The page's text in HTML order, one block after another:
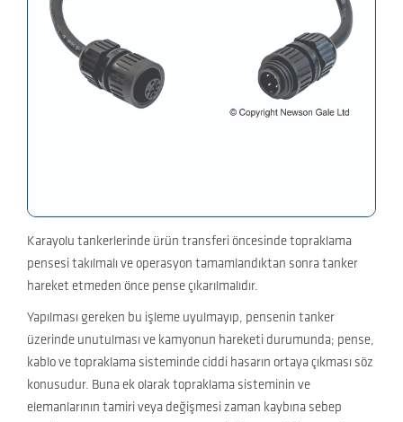
Karayolu tankerlerinde ürün transferi öncesinde topraklama
pensesi takılmalı ve operasyon tamamlandıktan sonra tanker
hareket etmeden önce pense çıkarılmalıdır.
Yapılması gereken bu işleme uyulmayıp, pensenin tanker
üzerinde unutulması ve kamyonun hareketi durumunda; pense,
kablo ve topraklama sisteminde ciddi hasarın ortaya çıkması söz
konusudur. Buna ek olarak topraklama sisteminin ve
elemanlarının tamiri veya değişmesi zaman kaybına sebep